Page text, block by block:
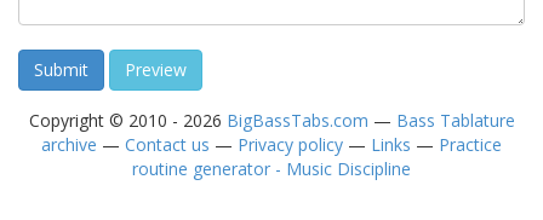
Copyright © 2010 - 2026 BigBassTabs.com — Bass Tablature
archive — Contact us — Privacy policy — Links — Practice
routine generator - Music Discipline